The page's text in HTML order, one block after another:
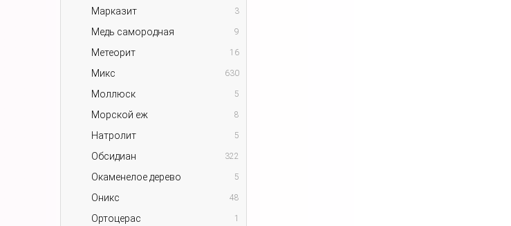
Марказит 3
Медь самородная 9
Метеорит 16
Микс 630
Моллюск 5
Морской еж 8
Натролит 5
Обсидиан 322
Окаменелое дерево 5
Оникс 48
Ортоцерас 1